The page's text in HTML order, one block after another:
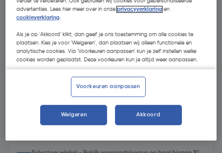
€ 34,46| Excl. btw € 28,48
advertenties. Lees hier meer over in onzeprivacyverklaring en
cookieverklaring.
Als je op 'Akkoord' klikt, dan geef je ons toestemming om alle cookies te
plaatsen. Kies je voor 'Weigeren', dan plaatsen wij alleen functionele en
analytische cookies. Via 'Voorkeuren aanpassen' kun je zelf instellen welke
cookies worden geplaatst. Deze voorkeuren kun je altijd weer aanpassen.
Voorkeuren aanpassen
Weigeren Akkoord